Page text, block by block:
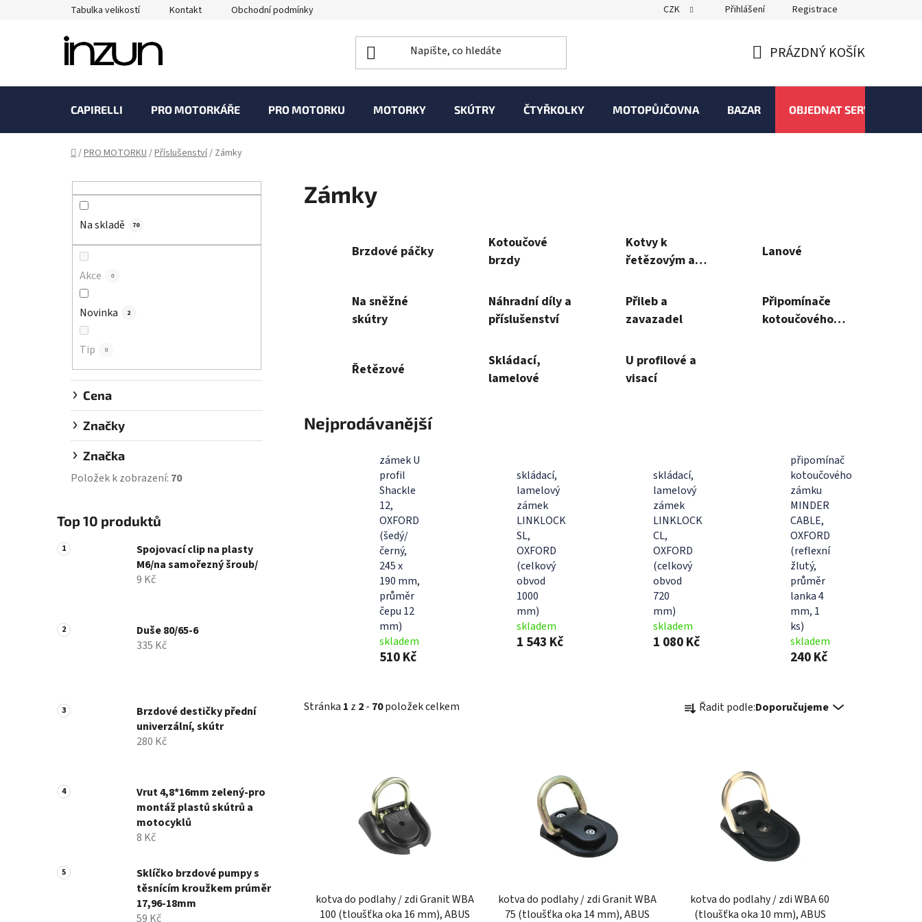
Tabulka velikostí Kontakt Obchodní podmínky CZK Přihlášení Registrace
KOŠÍK
PRÁZDNÝ KOŠÍK
CAPIRELLI PRO MOTORKÁŘE PRO MOTORKU MOTORKY SKÚTRY ČTYŘKOLKY MOTOPŮJČOVNA BAZAR OBJEDNAT SERVIS
Domů
/PRO MOTORKU/Příslušenství/ Zámky
Na skladě 70
Akce 0
Novinka 2
Tip 0
Cena
Značky
Značka
Položek k zobrazení: 70
Top 10 produktů
Spojovací clip na plasty
M6/na samořezný šroub/
9 Kč
Duše 80/65-6
335 Kč
Brzdové destičky přední
univerzální, skútr
280 Kč
Vrut 4,8*16mm zelený-pro
montáž plastů skútrů a
motocyklů
8 Kč
Sklíčko brzdové pumpy s
těsnícím kroužkem prúměr
17,96-18mm
59 Kč
Zámky
Brzdové páčky
Kotoučové
brzdy
Kotvy k
řetězovým a
zámkům
Lanové
Na sněžné
skútry
Náhradní díly a
příslušenství
Přileb a
zavazadel
Připomínače
kotoučového
Řetězové
Skládací,
lamelové
U profilové a
visací
Nejprodávanější
zámek U
profil
Shackle
12,
OXFORD
(šedý/
černý,
245 x
190 mm,
průměr
čepu 12
mm)
skladem
510 Kč
skládací,
lamelový
zámek
LINKLOCK
SL,
OXFORD
(celkový
obvod
1000
mm)
skladem
1 543 Kč
skládací,
lamelový
zámek
LINKLOCK
CL,
OXFORD
(celkový
obvod
720
mm)
skladem
1 080 Kč
připomínač
kotoučového
zámku
MINDER
CABLE,
OXFORD
(reflexní
žlutý,
průměr
lanka 4
mm, 1
ks)
skladem
240 Kč
Stránka 1 z 2- 70položek celkem
a
k
Řadit podle:Doporučujeme
kotva do podlahy / zdi Granit WBA
100 (tloušťka oka 16 mm), ABUS
kotva do podlahy / zdi Granit WBA
75 (tloušťka oka 14 mm), ABUS
kotva do podlahy / zdi WBA 60
(tloušťka oka 10 mm), ABUS